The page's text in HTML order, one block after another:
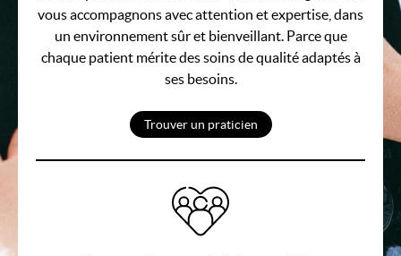
vous accompagnons avec attention et expertise, dans
un environnement sûr et bienveillant. Parce que
chaque patient mérite des soins de qualité adaptés à
ses besoins.
Trouver un praticien